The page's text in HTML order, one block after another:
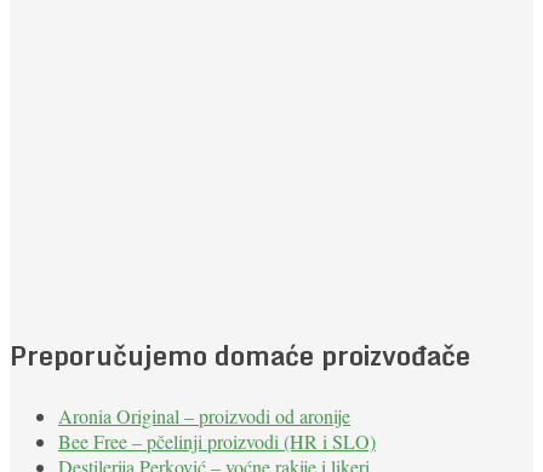
Preporučujemo domaće proizvođače
Aronia Original – proizvodi od aronije
Bee Free – pčelinji proizvodi (HR i SLO)
Destilerija Perković – voćne rakije i likeri